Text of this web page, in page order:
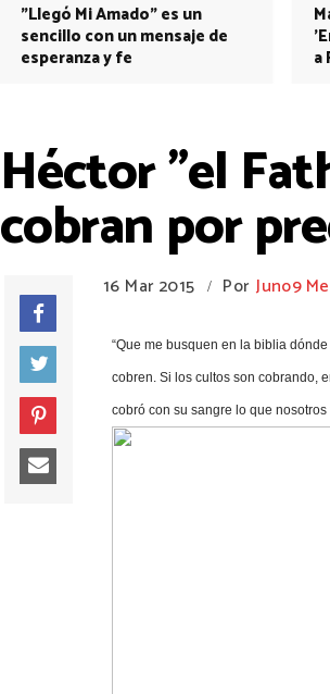
"Llegó Mi Amado" es un
sencillo con un mensaje de
esperanza y fe
a
Héctor "el
cobran por
16 Mar 2015 / Por Juno9
“Que me busquen en la biblia
cobren. Si los cultos son cobrando,
cobró con su sangre lo que